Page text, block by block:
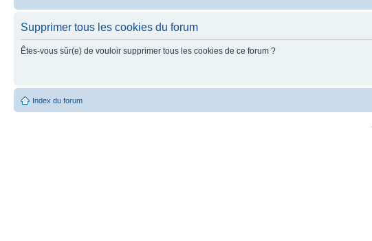
Supprimer tous les cookies du forum
Êtes-vous sûr(e) de vouloir supprimer tous les cookies de ce forum ?
Index du forum